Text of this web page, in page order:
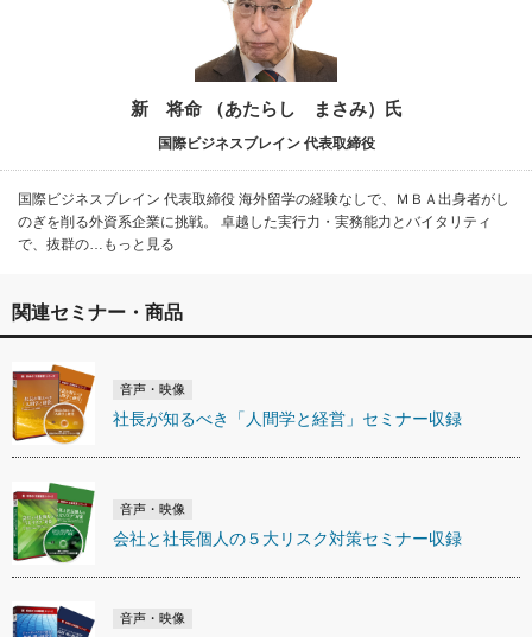
新 将命 （あたらし まさみ）氏
国際ビジネスブレイン 代表取締役
国際ビジネスブレイン 代表取締役 海外留学の経験なしで、ＭＢＡ出身者がし
のぎを削る外資系企業に挑戦。 卓越した実行力・実務能力とバイタリティ
で、抜群の…もっと見る
関連セミナー・商品
音声・映像
社長が知るべき「人間学と経営」セミナー収録
音声・映像
会社と社長個人の５大リスク対策セミナー収録
音声・映像